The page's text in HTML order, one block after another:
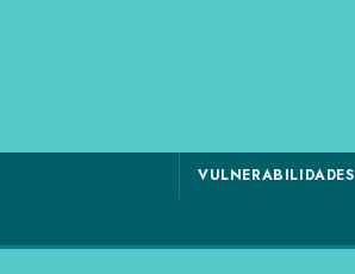
VULNERABILIDADES